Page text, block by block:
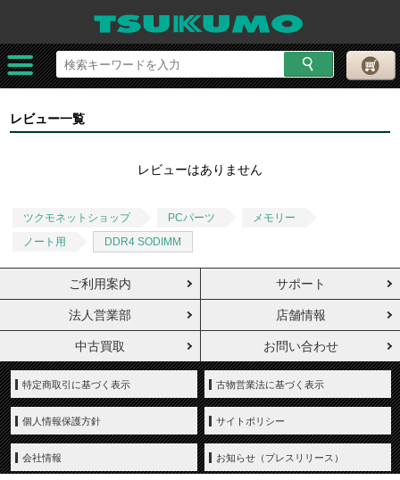
レビュー一覧
レビューはありません
ツクモネットショップ PCパーツ
メモリー
ノート用
DDR4 SODIMM
ご利用案内 サポート
法人営業部 店舗情報
中古買取 お問い合わせ
特定商取引に基づく表示 古物営業法に基づく表示
個人情報保護方針 サイトポリシー
会社情報 お知らせ（プレスリリース）